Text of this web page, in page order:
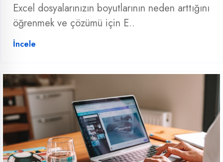
Excel dosyalarınızın boyutlarının neden arttığını
öğrenmek ve çözümü için E..
İncele